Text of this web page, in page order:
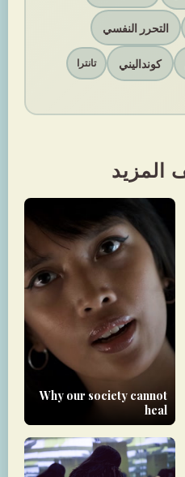
التحرر النفسي
كونداليني تانترا
المزيد
Why our society cannot
heal